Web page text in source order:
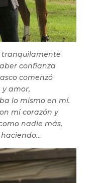
tranquilamente
confianza
comenzó
amor,
lo mismo en mí.
mi corazón y
nadie más,